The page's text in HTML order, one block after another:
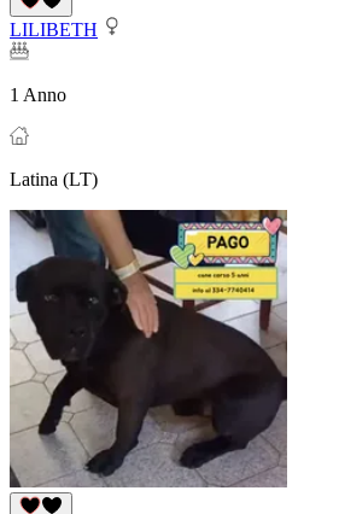
LILIBETH
1 Anno
Latina (LT)